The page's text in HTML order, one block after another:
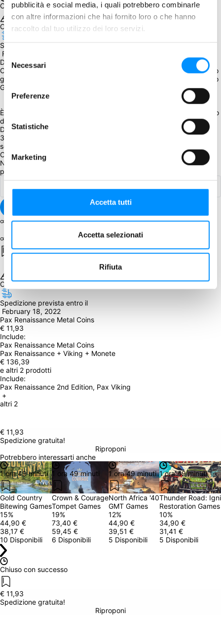
pubblicità e social media, i quali potrebbero combinarle
con altre informazioni che hai fornito loro o che hanno
raccolto dal tuo utilizzo dei loro servizi.
Selezione
del
consenso
Necessari
Preferenze
Statistiche
Marketing
Accetta tutti
Accetta selezionati
Rifiuta
Chiuso con successo
Obiettivo raggiunto
Spedizione prevista entro il
February 18, 2022
Da sapere
Considerando l'importo, le monete saranno spedite assieme ad altro
gioco, già acquistato o da acquistare partecipando a un successivo
GA.
È possibile aggiungere le monete per Pax Viking durante il processo
d'acquisto.
Descrizione
34 monete in metallo per sostituire i Fiorini di plastica presenti nella
scatola e 4 gemme di plastica rosse, del valore di 5 Fiorini.
Commenti
Non ci sono ancora commenti sotto questo post. Commenta per
primo!
Condividi
Salva
Obiettivo raggiunto
Spedizione prevista entro il
February 18, 2022
Pax Renaissance Metal Coins
€ 11,93
Include:
Pax Renaissance Metal Coins
Pax Renaissance + Viking + Monete
€ 136,39
e altri 2 prodotti
Include:
Pax Renaissance 2nd Edition, Pax Viking
+
altri 2
€ 11,93
Spedizione gratuita!
Riproponi
Potrebbero interessarti anche
1 ora 49 minuti
Gold Country
Bitewing Games
15%
44,90 €
38,17 €
10 Disponibili
1 ora 49 minuti
Crown & Courage
Tompet Games
19%
73,40 €
59,45 €
6 Disponibili
1 ora 49 minuti
North Africa '40
GMT Games
12%
44,90 €
39,51 €
5 Disponibili
1 ora 49 minuti
Thunder Road:
Restoration Games
10%
34,90 €
31,41 €
5 Disponibili
Chiuso con successo
€ 11,93
Spedizione gratuita!
Riproponi